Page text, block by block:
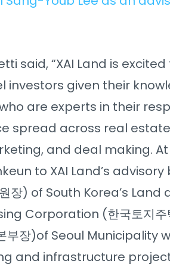
said, “XAI Land is
investors given their
are experts in their
spread across real
and deal making.
to XAI Land’s
장) of South Korea’s
Corporation (한국토지주
부장)of Seoul Municipality
and infrastructure